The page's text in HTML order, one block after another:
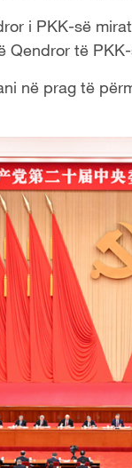
i PKK-së
Qendror të
në prag të